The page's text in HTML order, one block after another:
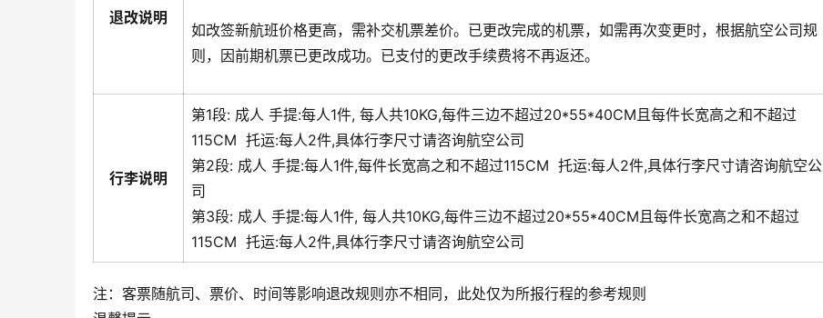
退改说明
如改签新航班价格更高，需补交机票差价。已更改完成的机票，如需再次变更时，根据航空公司规
则，因前期机票已更改成功。已支付的更改手续费将不再返还。
行李说明
第1段: 成人 手提:每人1件, 每人共10KG,每件三边不超过20*55*40CM且每件长宽高之和不超过
115CM 托运:每人2件,具体行李尺寸请咨询航空公司
第2段: 成人 手提:每人1件,每件长宽高之和不超过115CM 托运:每人2件,具体行李尺寸请咨询航空公
司
第3段: 成人 手提:每人1件, 每人共10KG,每件三边不超过20*55*40CM且每件长宽高之和不超过
115CM 托运:每人2件,具体行李尺寸请咨询航空公司
注：客票随航司、票价、时间等影响退改规则亦不相同，此处仅为所报行程的参考规则